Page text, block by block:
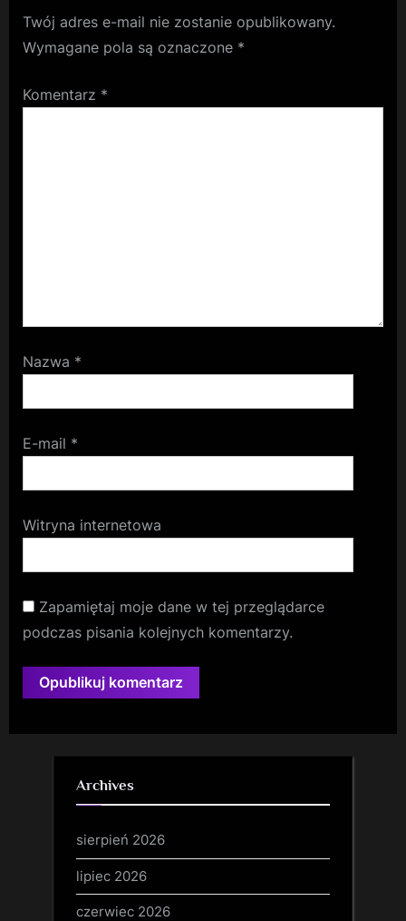
Twój adres e-mail nie zostanie opublikowany.
Wymagane pola są oznaczone *
Komentarz *
Nazwa *
E-mail *
Witryna internetowa
Zapamiętaj moje dane w tej przeglądarce
podczas pisania kolejnych komentarzy.
Archives
sierpień 2026
lipiec 2026
czerwiec 2026